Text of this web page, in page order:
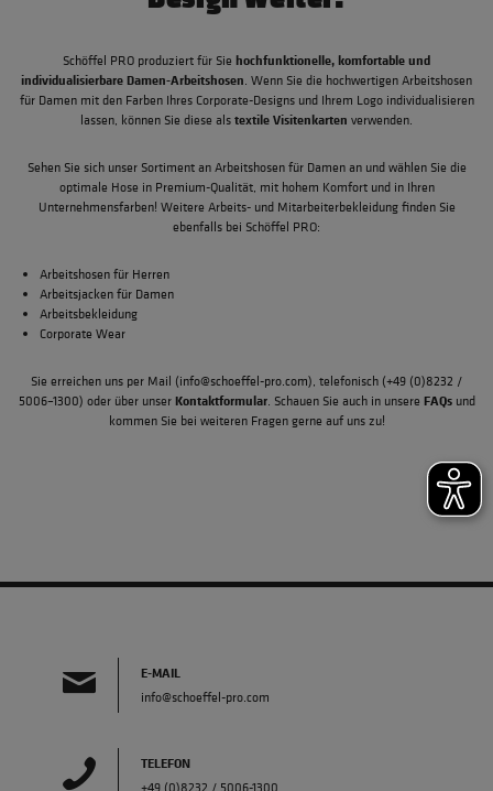
Schöffel PRO produziert für Sie hochfunktionelle, komfortable und
individualisierbare Damen-Arbeitshosen. Wenn Sie die hochwertigen Arbeitshosen
für Damen mit den Farben Ihres Corporate-Designs und Ihrem Logo individualisieren
lassen, können Sie diese alstextile Visitenkarten verwenden.
Sehen Sie sich unser Sortiment an Arbeitshosen für Damen an und wählen Sie die
optimale Hose in Premium-Qualität, mit hohem Komfort und in Ihren
Unternehmensfarben! Weitere Arbeits- und Mitarbeiterbekleidung finden Sie
ebenfalls bei Schöffel PRO:
Arbeitshosen für Herren
Arbeitsjacken für Damen
Arbeitsbekleidung
Corporate Wear
Sie erreichen uns per Mail (info@schoeffel-pro.com), telefonisch (+49 (0)8232 /
5006–1300) oder über unserKontaktformular. Schauen Sie auch in unsere FAQs und
kommen Sie bei weiteren Fragen gerne auf uns zu!
E-MAIL
info@schoeffel-pro.com
TELEFON
+49 (0)8232 / 5006-1300